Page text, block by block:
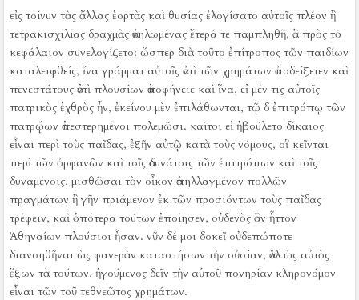
εἰς τοίνυν τὰς ἄλλας ἑορτὰς καὶ θυσίας ἐλογίσατο αὐτοῖς πλέον ἢ
τετρακισχιλίας δραχμὰς ἀνηλωμένας ἕτερά τε παμπληθῆ, ἃ πρὸς τὸ
κεφάλαιον συνελογίζετο: ὥσπερ διὰ τοῦτο ἐπίτροπος τῶν παιδίων
καταλειφθείς, ἵνα γράμματ αὐτοῖς ἀντὶ τῶν χρημάτων ἀποδείξειεν καὶ
πενεστάτους ἀντὶ πλουσίων ἀποφήνειε καὶ ἵνα, εἰ μέν τις αὐτοῖς
πατρικὸς ἐχθρὸς ἦν, ἐκείνου μὲν ἐπιλάθωνται, τῷ δ ἐπιτρόπῳ τῶν
πατρῴων ἀπεστερημένοι πολεμῶσι. καίτοι εἰ ἠβούλετο δίκαιος
εἶναι περὶ τοὺς παῖδας, ἐξῆν αὐτῷ κατὰ τοὺς νόμους, οἳ κεῖνται
περὶ τῶν ὀρφανῶν καὶ τοῖς ἀδυνάτοις τῶν ἐπιτρόπων καὶ τοῖς
δυναμένοις, μισθῶσαι τὸν οἶκον ἀπηλλαγμένον πολλῶν
πραγμάτων ἢ γῆν πριάμενον ἐκ τῶν προσιόντων τοὺς παῖδας
τρέφειν, καὶ ὁπότερα τούτων ἐποίησεν, οὐδενὸς ἂν ἧττον
Ἀθηναίων πλούσιοι ἦσαν. νῦν δέ μοι δοκεῖ οὐδεπώποτε
διανοηθῆναι ὡς φανερὰν καταστήσων τὴν οὐσίαν, ἀλλ ὡς αὐτὸς
ἕξων τὰ τούτων, ἡγούμενος δεῖν τὴν αὑτοῦ πονηρίαν κληρονόμον
εἶναι τῶν τοῦ τεθνεῶτος χρημάτων.